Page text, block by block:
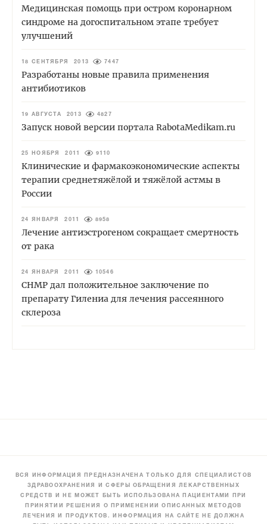
Медицинская помощь при остром коронарном
синдроме на догоспитальном этапе требует
улучшений
18 СЕНТЯБРЯ 2013 7447
Разработаны новые правила применения
антибиотиков
19 АВГУСТА 2013 4827
Запуск новой версии портала RabotaMedikam.ru
25 НОЯБРЯ 2011 9110
Клинические и фармакоэкономические аспекты
терапии среднетяжёлой и тяжёлой астмы в
России
24 ЯНВАРЯ 2011 8958
Лечение антиэстрогеном сокращает смертность
от рака
24 ЯНВАРЯ 2011 10546
CHMP дал положительное заключение по
препарату Гилениа для лечения рассеянного
склероза
ВСЯ ИНФОРМАЦИЯ ПРЕДНАЗНАЧЕНА ТОЛЬКО ДЛЯ СПЕЦИАЛИСТОВ
ЗДРАВООХРАНЕНИЯ И СФЕРЫ ОБРАЩЕНИЯ ЛЕКАРСТВЕННЫХ
СРЕДСТВ И НЕ МОЖЕТ БЫТЬ ИСПОЛЬЗОВАНА ПАЦИЕНТАМИ ПРИ
ПРИНЯТИИ РЕШЕНИЯ О ПРИМЕНЕНИИ ОПИСАННЫХ МЕТОДОВ
ЛЕЧЕНИЯ И ПРОДУКТОВ. ИНФОРМАЦИЯ НА САЙТЕ НЕ ДОЛЖНА